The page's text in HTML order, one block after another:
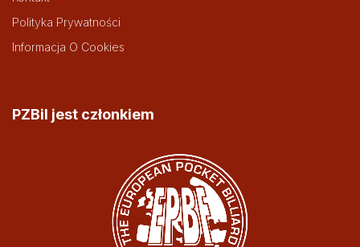
Polityka Prywatności
Informacja O Cookies
PZBil jest członkiem